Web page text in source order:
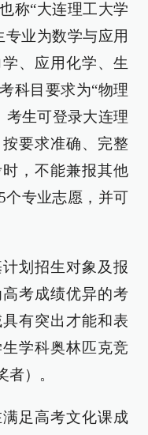
称“大连理工大学
业为数学与应用
、应用化学、生
科目要求为“物理
考生可登录大连理
要求准确、完整
，不能兼报其他
个专业志愿，并可
划招生对象及报
考成绩优异的考
有突出才能和表
学科奥林匹克竞
）。
足高考文化课成